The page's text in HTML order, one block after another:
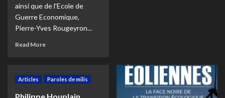
ainsi que de l'Ecole de
Guerre Economique,
Pierre-Yves Rougeyron...
Read More
Articles Paroles de milis